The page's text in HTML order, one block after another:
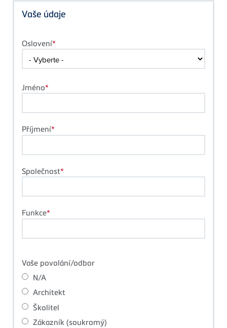
Vaše údaje
Oslovení
Jméno
Příjmení
Společnost
Funkce
Vaše povolání/odbor
N/A
Architekt
Školitel
Zákazník (soukromý)